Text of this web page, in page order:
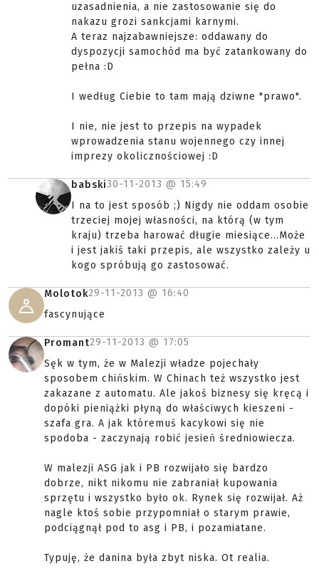
uzasadnienia, a nie zastosowanie się do
nakazu grozi sankcjami karnymi.
A teraz najzabawniejsze: oddawany do
dyspozycji samochód ma być zatankowany do
pełna :D
I według Ciebie to tam mają dziwne "prawo".
I nie, nie jest to przepis na wypadek
wprowadzenia stanu wojennego czy innej
imprezy okolicznościowej :D
babski30-11-2013 @ 15:49
I na to jest sposób ;) Nigdy nie oddam osobie
trzeciej mojej własności, na którą (w tym
kraju) trzeba harować długie miesiące...Może
i jest jakiś taki przepis, ale wszystko zależy u
kogo spróbują go zastosować.
Molotok29-11-2013 @ 16:40
fascynujące
Promant29-11-2013 @ 17:05
Sęk w tym, że w Malezji władze pojechały
sposobem chińskim. W Chinach też wszystko jest
zakazane z automatu. Ale jakoś biznesy się kręcą i
dopóki pieniążki płyną do właściwych kieszeni -
szafa gra. A jak któremuś kacykowi się nie
spodoba - zaczynają robić jesień średniowiecza.
W malezji ASG jak i PB rozwijało się bardzo
dobrze, nikt nikomu nie zabraniał kupowania
sprzętu i wszystko było ok. Rynek się rozwijał. Aż
nagle ktoś sobie przypomniał o starym prawie,
podciągnął pod to asg i PB, i pozamiatane.
Typuję, że danina była zbyt niska. Ot realia.